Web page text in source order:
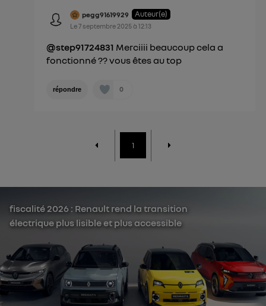
pegg91619929 Auteur(e)
Le7 septembre 2025à12:13
@step91724831 Merciiii beaucoup cela a
fonctionné ?? vous êtes au top
répondre 0
1
fiscalité 2026 : Renault rend la transition
électrique plus lisible et plus accessible